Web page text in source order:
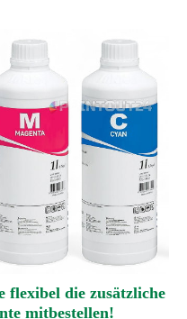
flexibel die zusätzliche
mitbestellen!